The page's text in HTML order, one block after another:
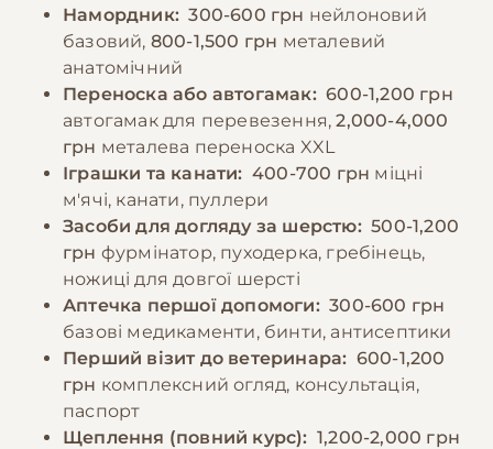
Намордник: 300-600 грн нейлоновий
базовий, 800-1,500 грн металевий
анатомічний
Переноска або автогамак: 600-1,200 грн
автогамак для перевезення,2,000-4,000
грн металева переноска XXL
Іграшки та канати: 400-700 грн міцні
м'ячі, канати, пуллери
Засоби для догляду за шерстю: 500-1,200
грн фурмінатор, пуходерка, гребінець,
ножиці для довгої шерсті
Аптечка першої допомоги: 300-600 грн
базові медикаменти, бинти, антисептики
Перший візит до ветеринара: 600-1,200
грн комплексний огляд, консультація,
паспорт
Щеплення (повний курс): 1,200-2,000 грн